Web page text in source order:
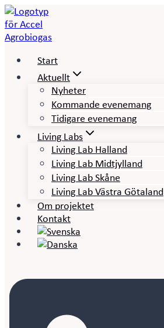
Skip
to
content
Start
Aktuellt
Nyheter
Kommande evenemang
Tidigare evenemang
Living Labs
Living Lab Halland
Living Lab Midtjylland
Living Lab Skåne
Living Lab Västra Götaland
Om projektet
Kontakt